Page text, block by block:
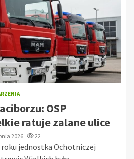
OSP
ratuje zalane ulice
2026 22
roku jednostka Ochotniczej